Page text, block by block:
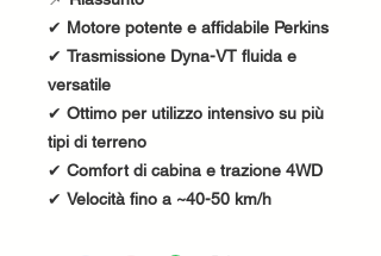
✔ Motore potente e affidabile Perkins
✔ Trasmissione Dyna-VT fluida e
versatile
✔ Ottimo per utilizzo intensivo su più
tipi di terreno
✔ Comfort di cabina e trazione 4WD
✔ Velocità fino a ~40-50 km/h